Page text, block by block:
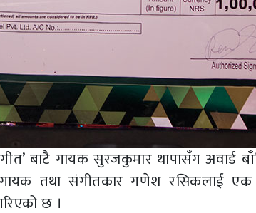
बाटै गायक सुरजकुमार थापासँग अवार्ड
गायक तथा संगीतकार गणेश रसिकलाई
छ ।